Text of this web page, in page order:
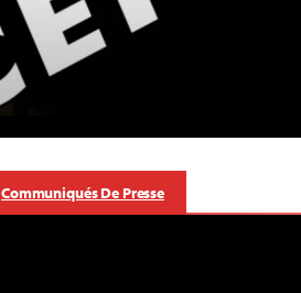
Communiqués De Presse